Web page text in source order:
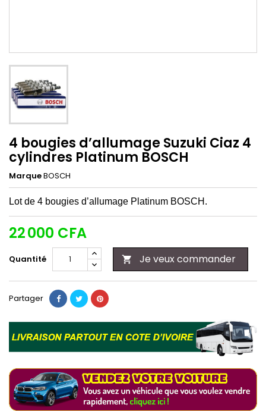
4 bougies d’allumage Suzuki Ciaz 4
cylindres Platinum BOSCH
MarqueBOSCH
Lot de 4 bougies d’allumage Platinum BOSCH.
22 000 CFA
Quantité  Je veux commander
Partager